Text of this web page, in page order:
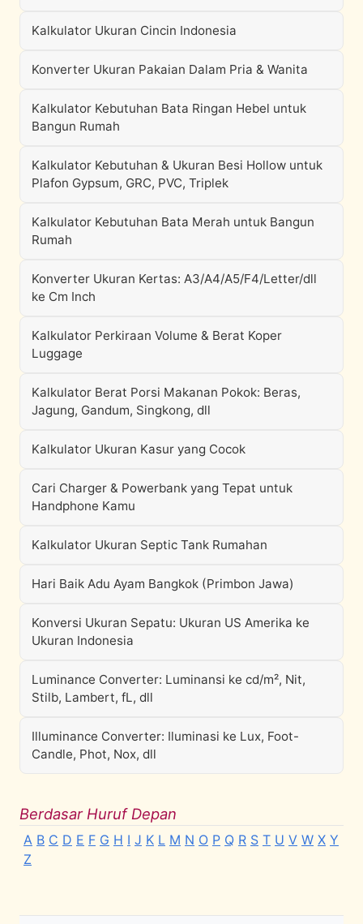
Kalkulator Ukuran Cincin Indonesia
Konverter Ukuran Pakaian Dalam Pria & Wanita
Kalkulator Kebutuhan Bata Ringan Hebel untuk
Bangun Rumah
Kalkulator Kebutuhan & Ukuran Besi Hollow untuk
Plafon Gypsum, GRC, PVC, Triplek
Kalkulator Kebutuhan Bata Merah untuk Bangun
Rumah
Konverter Ukuran Kertas: A3/A4/A5/F4/Letter/dll
ke Cm Inch
Kalkulator Perkiraan Volume & Berat Koper
Luggage
Kalkulator Berat Porsi Makanan Pokok: Beras,
Jagung, Gandum, Singkong, dll
Kalkulator Ukuran Kasur yang Cocok
Cari Charger & Powerbank yang Tepat untuk
Handphone Kamu
Kalkulator Ukuran Septic Tank Rumahan
Hari Baik Adu Ayam Bangkok (Primbon Jawa)
Konversi Ukuran Sepatu: Ukuran US Amerika ke
Ukuran Indonesia
Luminance Converter: Luminansi ke cd/m², Nit,
Stilb, Lambert, fL, dll
Illuminance Converter: Iluminasi ke Lux, Foot-
Candle, Phot, Nox, dll
Berdasar Huruf Depan
A B C D E F G H I J K L M N O P Q R S T U V W X Y
Z